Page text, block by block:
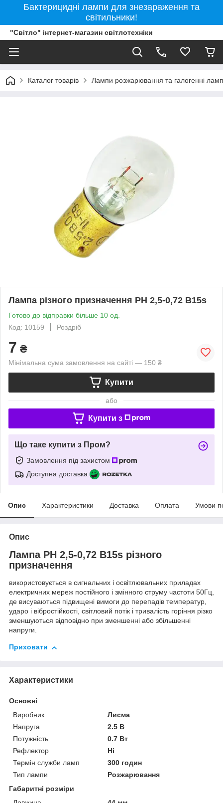
Бактерицидні лампи для знезараження та
світильники!
"Світло" інтернет-магазин світлотехніки
Каталог товарів Лампи розжарювання та галогенні
Лампа різного призначення РН 2,5-0,72 B15s
Готово до відправки більше 10 од.
Код: 10159
Роздріб
7 ₴
Мінімальна сума замовлення на сайті — 150 ₴
Купити
або
Купити з
Що таке купити з Пром?
Замовлення під захистом
Доступна доставка
Опис Характеристики Доставка Оплата Умови
Опис
Лампа РН 2,5-0,72 B15s різного
призначення
використовується в сигнальних і освітлювальних приладах
електричних мереж постійного і змінного струму частоти 50Гц,
де висуваються підвищені вимоги до перепадів температур,
ударо і вібростійкості, світловий потік і тривалість горіння різко
зменшуються відповідно при зменшенні або збільшенні
напруги.
Приховати
Характеристики
Основні
Виробник
Лисма
Напруга
2.5 В
Потужність
0.7 Вт
Рефлектор
Ні
Термін служби ламп
300 годин
Тип лампи
Розжарювання
Габаритні розміри